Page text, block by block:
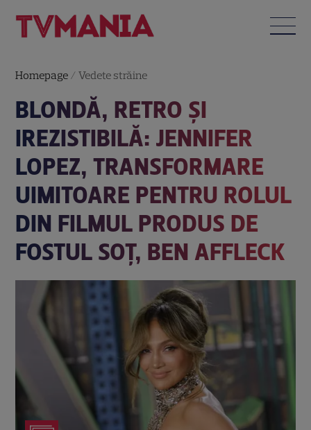
Homepage /Vedete străine
BLONDĂ, RETRO ȘI
IREZISTIBILĂ: JENNIFER
LOPEZ, TRANSFORMARE
UIMITOARE PENTRU ROLUL
DIN FILMUL PRODUS DE
FOSTUL SOȚ, BEN AFFLECK